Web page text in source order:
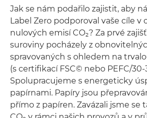
Jak se nám podařilo zajistit, aby
Label Zero podporoval vaše cíle v
nulových emisí CO₂? Za prvé
suroviny pocházely z
spravovaných s ohledem na
(s certifikací FSC© nebo PEFC/30-
Spolupracujeme s energeticky
papírnami. Papíry jsou
přímo z papíren. Zavázali jsme se